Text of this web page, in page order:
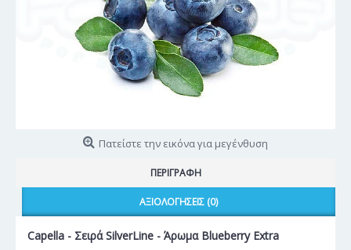
Πατείστε την εικόνα για μεγένθυση
ΠΕΡΙΓΡΑΦΉ
ΑΞΙΟΛΟΓΉΣΕΙΣ (0)
Capella - Σειρά SilverLine - Άρωμα Blueberry Extra